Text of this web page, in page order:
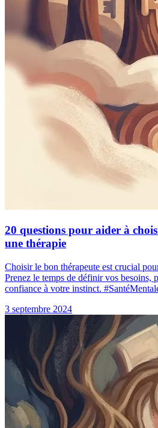
20 questions pour aider à
une thérapie
Choisir le bon thérapeute est crucial
Prenez le temps de définir vos besoins,
confiance à votre instinct.
3 septembre 2024